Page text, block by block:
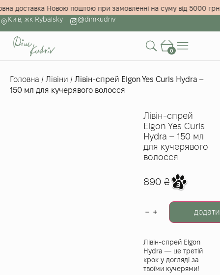
доставка Новою поштою при замовленні на суму від 5000
Київ, жк Rybalsky
@dimkudriv
0
Головна / Лівіни / Лівін-спрей Elgon Yes Curls Hydra –
150 мл для кучерявого волосся
Лівін-спрей
Elgon Yes Curls
Hydra – 150 мл
для кучерявого
волосся
890 ₴
Лівін-спрей Elgon
Hydra — це третій
крок у догляді за
твоїми кучерями!